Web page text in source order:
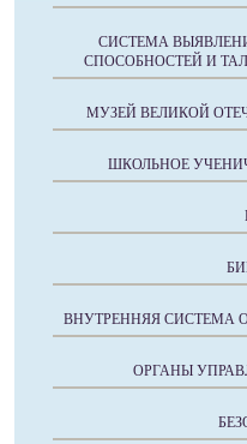
СИСТЕМА
СПОСОБНОСТЕЙ И
МУЗЕЙ ВЕЛИКОЙ
ШКОЛЬНОЕ
ВНУТРЕННЯЯ СИСТЕМА
ОРГАНЫ